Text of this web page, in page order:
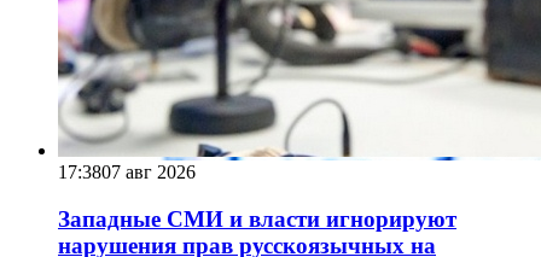
17:3807 авг 2026
Западные СМИ и власти игнорируют
нарушения прав русскоязычных на